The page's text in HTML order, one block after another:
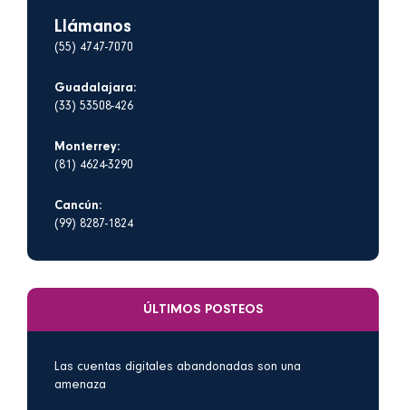
Llámanos
(55) 4747-7070
Guadalajara:
(33) 53508-426
Monterrey:
(81) 4624-3290
Cancún:
(99) 8287-1824
ÚLTIMOS POSTEOS
Las cuentas digitales abandonadas son una
amenaza